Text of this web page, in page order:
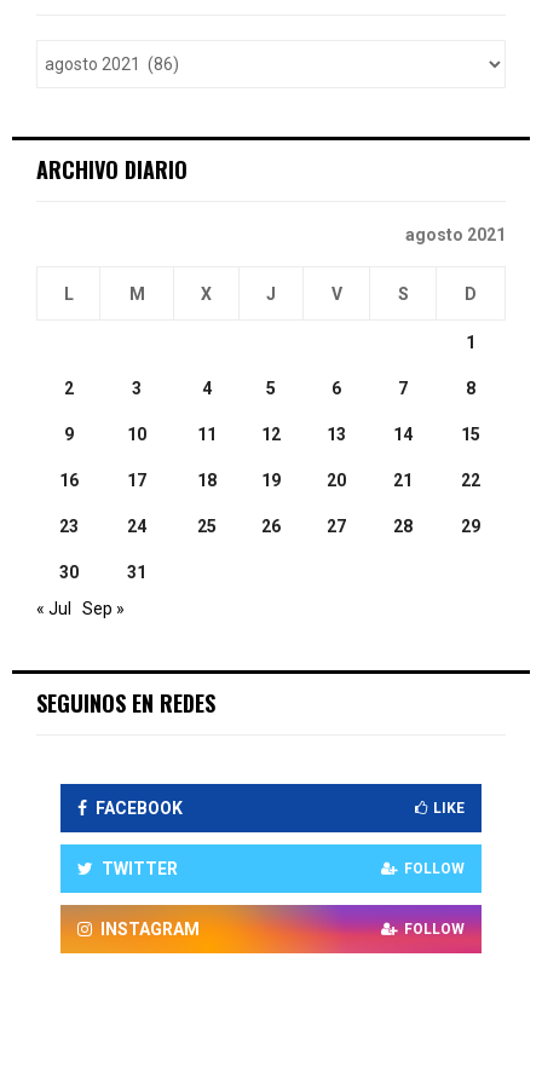
ARCHIVO DIARIO
agosto 2021
L M X J V S D
1
2 3 4 5 6 7 8
9 10 11 12 13 14 15
16 17 18 19 20 21 22
23 24 25 26 27 28 29
30
31
« Jul
Sep »
SEGUINOS EN REDES
FACEBOOK LIKE
TWITTER FOLLOW
INSTAGRAM FOLLOW